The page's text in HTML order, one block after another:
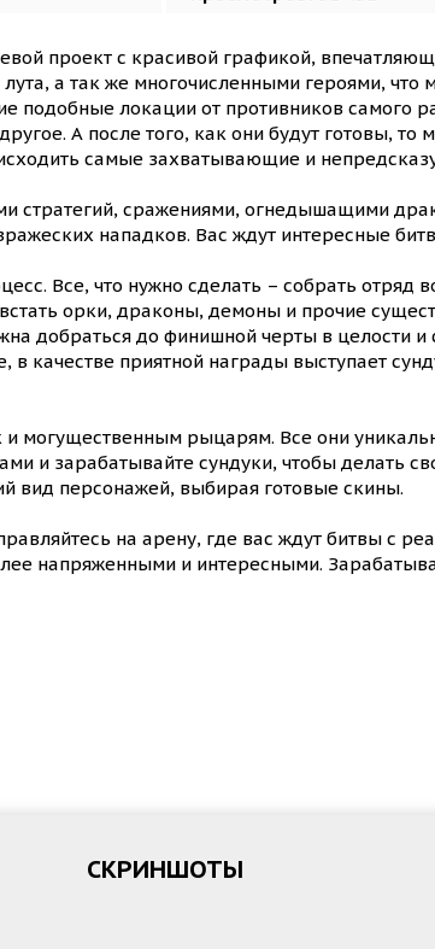
проект с красивой графикой,
а так же многочисленными героями, что
подобные локации от противников самого
А после того, как они будут готовы, то
самые захватывающие и
стратегий, сражениями, огнедышащими
нападков. Вас ждут интересные
Все, что нужно сделать – собрать отряд
орки, драконы, демоны и прочие
добраться до финишной черты в целости и
качестве приятной награды выступает
могущественным рыцарям. Все они
и зарабатывайте сундуки, чтобы делать
вид персонажей, выбирая готовые скины.
на арену, где вас ждут битвы с
напряженными и интересными.
СКРИНШОТЫ